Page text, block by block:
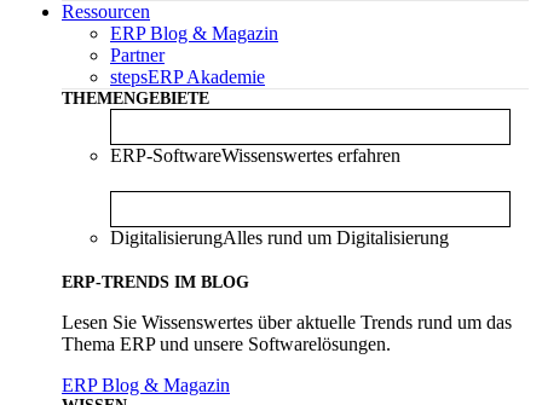
Ressourcen
ERP Blog & Magazin
Partner
stepsERP Akademie
THEMENGEBIETE
ERP-SoftwareWissenswertes erfahren
DigitalisierungAlles rund um Digitalisierung
ERP-TRENDS IM BLOG
Lesen Sie Wissenswertes über aktuelle Trends rund um das
Thema ERP und unsere Softwarelösungen.
ERP Blog & Magazin